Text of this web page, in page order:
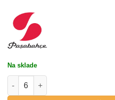
Na sklade
množstvo NOVA 360 ml -